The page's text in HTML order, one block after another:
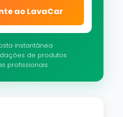
ao LavaCar
instantânea
de produtos
profissionais